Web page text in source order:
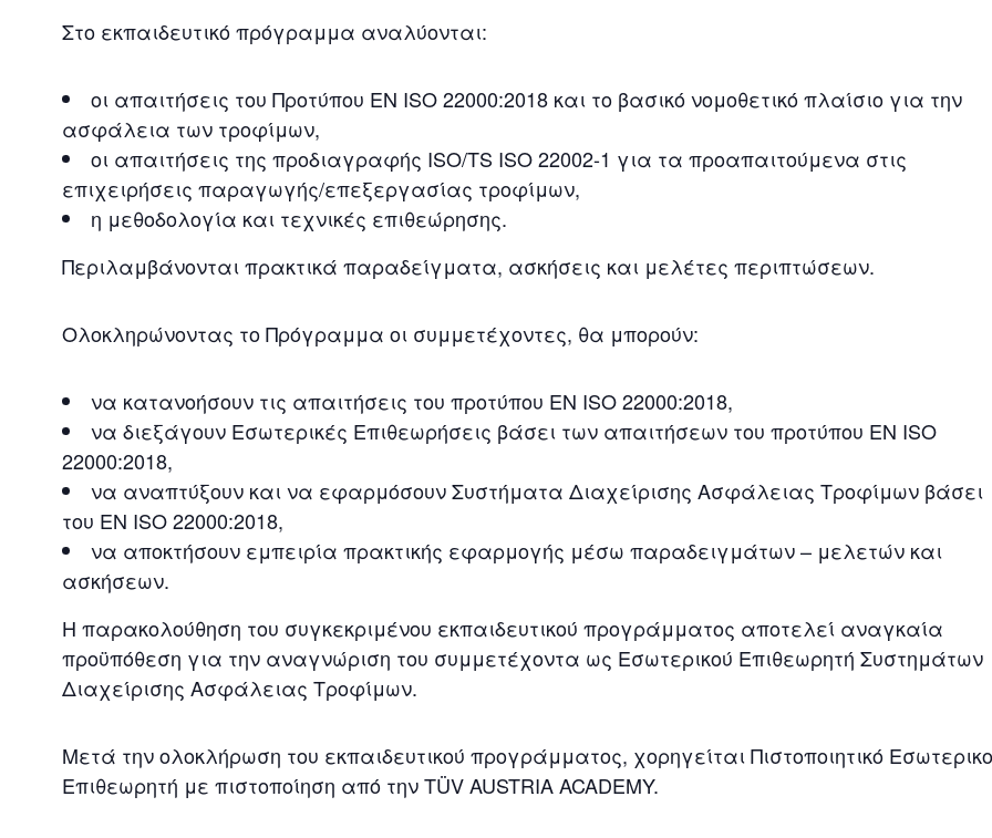
Στο εκπαιδευτικό πρόγραμμα αναλύονται:
οι απαιτήσεις του Προτύπου EN ISO 22000:2018 και το βασικό νομοθετικό πλαίσιο για την
ασφάλεια των τροφίμων,
οι απαιτήσεις της προδιαγραφής ISO/TS ISO 22002-1 για τα προαπαιτούμενα στις
επιχειρήσεις παραγωγής/επεξεργασίας τροφίμων,
η μεθοδολογία και τεχνικές επιθεώρησης.
Περιλαμβάνονται πρακτικά παραδείγματα, ασκήσεις και μελέτες περιπτώσεων.
Ολοκληρώνοντας το Πρόγραμμα οι συμμετέχοντες, θα μπορούν:
να κατανοήσουν τις απαιτήσεις του προτύπου ΕΝ ISO 22000:2018,
να διεξάγουν Εσωτερικές Επιθεωρήσεις βάσει των απαιτήσεων του προτύπου EN ISO
22000:2018,
να αναπτύξουν και να εφαρμόσουν Συστήματα Διαχείρισης Ασφάλειας Τροφίμων βάσει
του EN ISO 22000:2018,
να αποκτήσουν εμπειρία πρακτικής εφαρμογής μέσω παραδειγμάτων – μελετών και
ασκήσεων.
Η παρακολούθηση του συγκεκριμένου εκπαιδευτικού προγράμματος αποτελεί αναγκαία
προϋπόθεση για την αναγνώριση του συμμετέχοντα ως Εσωτερικού Επιθεωρητή Συστημάτων
Διαχείρισης Ασφάλειας Τροφίμων.
Μετά την ολοκλήρωση του εκπαιδευτικού προγράμματος, χορηγείται Πιστοποιητικό
Επιθεωρητή με πιστοποίηση από την TÜV AUSTRIA ACADEMY.